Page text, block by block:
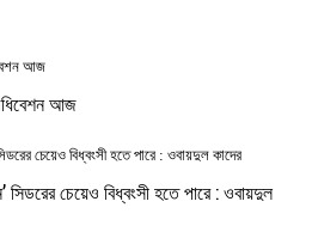
আজ
সিডরের চেয়েও বিধ্বংসী হতে পারে : ওবায়দুল